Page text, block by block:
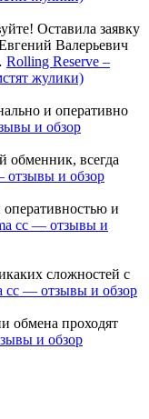
Оставила заявку
Валерьевич
Rolling Reserve –
жулики)
и оперативно
и обзор
обменник, всегда
отзывы и обзор
оперативностью и
cc — отзывы и
сложностей с
cc — отзывы и обзор
обмена проходят
и обзор